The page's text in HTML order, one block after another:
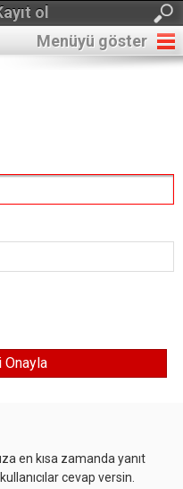
ol
Menüyü göster
en kısa zamanda yanıt
cevap versin.